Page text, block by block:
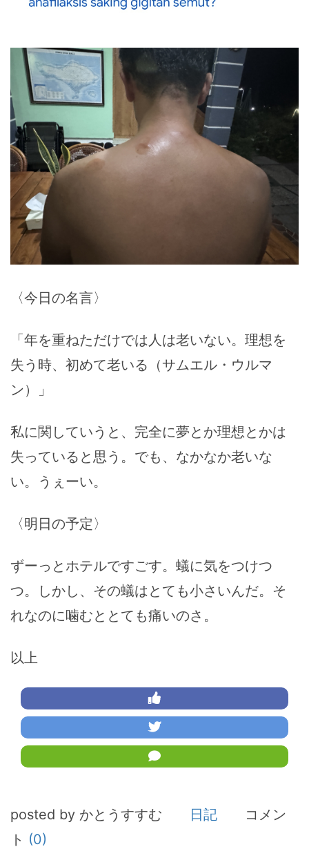
〈今日の名言〉
「年を重ねただけでは人は老いない。理想を
失う時、初めて老いる（サムエル・ウルマ
ン）」
私に関していうと、完全に夢とか理想とかは
失っていると思う。でも、なかなか老いな
い。うぇーい。
〈明日の予定〉
ずーっとホテルですごす。蟻に気をつけつ
つ。しかし、その蟻はとても小さいんだ。そ
れなのに噛むととても痛いのさ。
以上
posted by かとうすすむ 日記
コメン
ト (0)